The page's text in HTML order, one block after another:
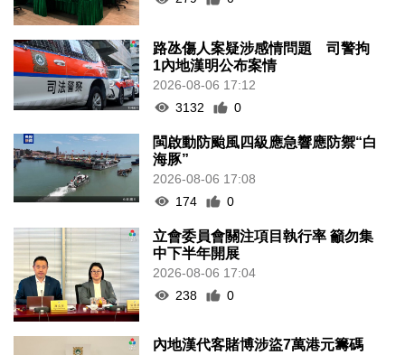
路氹傷人案疑涉感情問題 司警拘
1內地漢明公布案情
2026-08-06 17:12
3132
0
閩啟動防颱風四級應急響應防禦“白
海豚”
2026-08-06 17:08
174
0
立會委員會關注項目執行率 籲勿集
中下半年開展
2026-08-06 17:04
238
0
內地漢代客賭博涉盜7萬港元籌碼